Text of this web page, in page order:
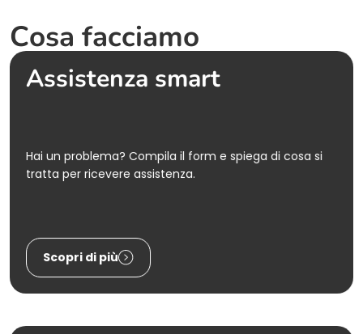
Cosa facciamo
Assistenza smart
Hai un problema? Compila il form e spiega di cosa si
tratta per ricevere assistenza.
Scopri di più